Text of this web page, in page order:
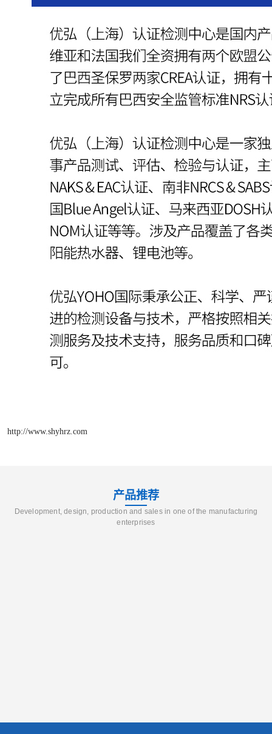
http://www.shyhrz.com
产品推荐
Development, design, production and sales in one of the manufacturing
enterprises